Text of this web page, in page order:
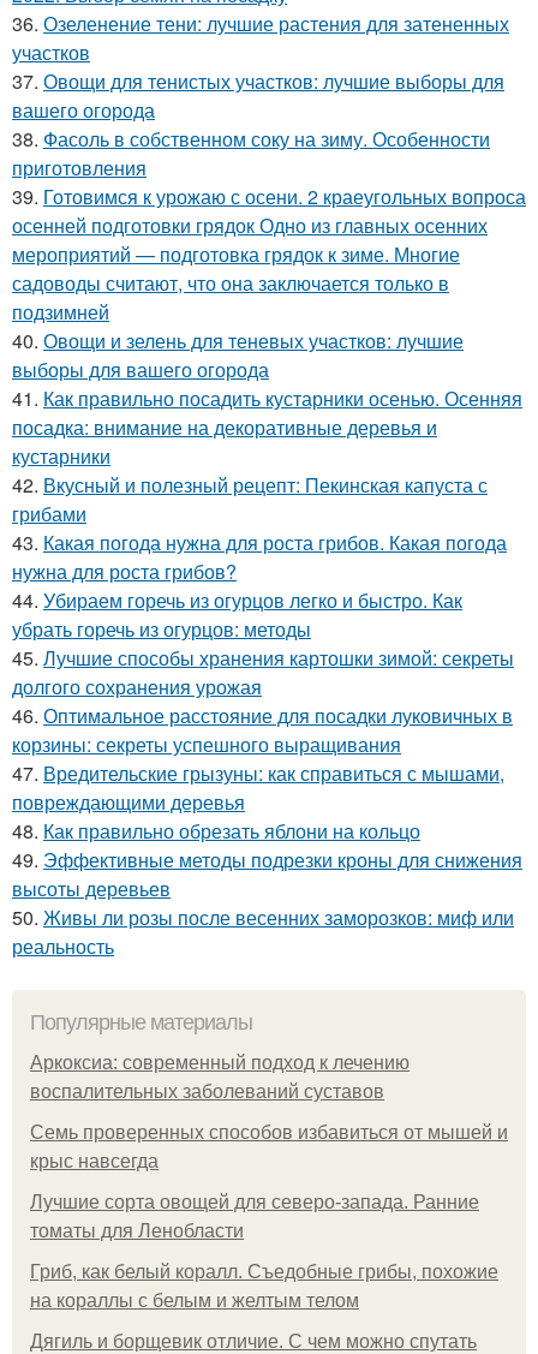
36. Озеленение тени: лучшие растения для затененных
участков
37. Овощи для тенистых участков: лучшие выборы для
вашего огорода
38. Фасоль в собственном соку на зиму. Особенности
приготовления
39. Готовимся к урожаю с осени. 2 краеугольных вопроса
осенней подготовки грядок Одно из главных осенних
мероприятий — подготовка грядок к зиме. Многие
садоводы считают, что она заключается только в
подзимней
40. Овощи и зелень для теневых участков: лучшие
выборы для вашего огорода
41. Как правильно посадить кустарники осенью. Осенняя
посадка: внимание на декоративные деревья и
кустарники
42. Вкусный и полезный рецепт: Пекинская капуста с
грибами
43. Какая погода нужна для роста грибов. Какая погода
нужна для роста грибов?
44. Убираем горечь из огурцов легко и быстро. Как
убрать горечь из огурцов: методы
45. Лучшие способы хранения картошки зимой: секреты
долгого сохранения урожая
46. Оптимальное расстояние для посадки луковичных в
корзины: секреты успешного выращивания
47. Вредительские грызуны: как справиться с мышами,
повреждающими деревья
48. Как правильно обрезать яблони на кольцо
49. Эффективные методы подрезки кроны для снижения
высоты деревьев
50. Живы ли розы после весенних заморозков: миф или
реальность
Популярные материалы
Аркоксиа: современный подход к лечению
воспалительных заболеваний суставов
Семь проверенных способов избавиться от мышей и
крыс навсегда
Лучшие сорта овощей для северо-запада. Ранние
томаты для Ленобласти
Гриб, как белый коралл. Съедобные грибы, похожие
на кораллы с белым и желтым телом
Дягиль и борщевик отличие. С чем можно спутать